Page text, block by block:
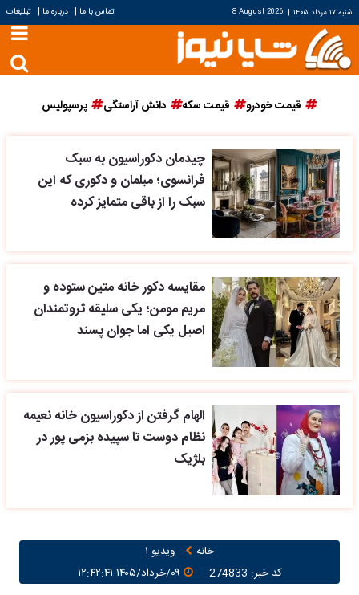
شنبه ۱۷ مرداد ۱۴۰۵ |
8 August 2026 تماس با ما | درباره ما | تبلیغات
قیمت خودرو قیمت سکه دانش آراستگی پرسپولیس
چیدمان دکوراسیون به سبک
فرانسوی؛ مبلمان و دکوری که این
سبک را از باقی متمایز کرده
مقایسه دکور خانه متین ستوده و
مریم مومن؛ یکی سلیقه ثروتمندان
اصیل یکی اما جوان پسند
الهام گرفتن از دکوراسیون خانه نعیمه
نظام دوست تا سپیده بزمی پور در
بلژیک
خانه
ویدیو ۱
کد خبر: 274833